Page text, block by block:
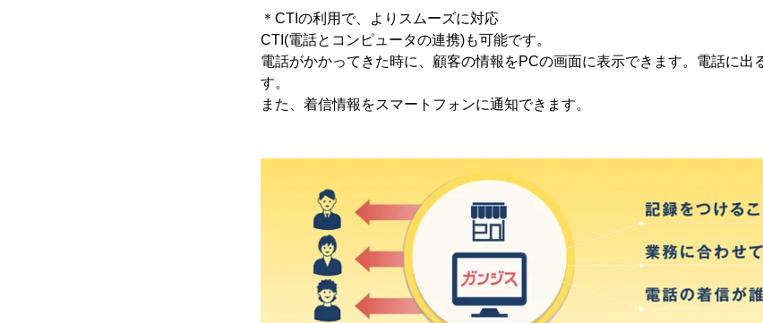
＊CTIの利用で、よりスムーズに対応
CTI(電話とコンピュータの連携)も可能です。
電話がかかってきた時に、顧客の情報をPCの画面に表示できます。電話に出
す。
また、着信情報をスマートフォンに通知できます。